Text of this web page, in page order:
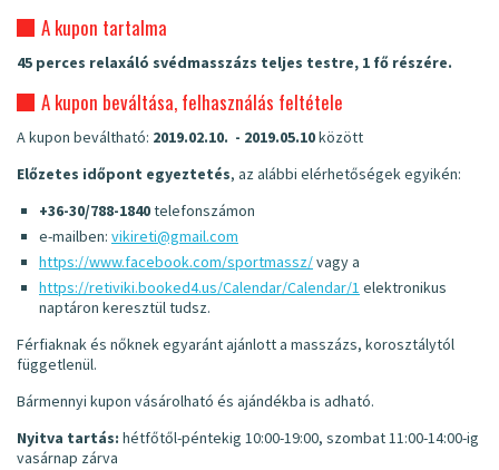
A kupon tartalma
45 perces relaxáló svédmasszázs teljes testre, 1 fő részére.
A kupon beváltása, felhasználás feltétele
A kupon beváltható: 2019.02.10. - 2019.05.10között
Előzetes időpont egyeztetés, az alábbi elérhetőségek egyikén:
+36-30/788-1840telefonszámon
e-mailben: vikireti@gmail.com
https://www.facebook.com/sportmassz/vagy a
https://retiviki.booked4.us/Calendar/Calendar/1 elektronikus
naptáron keresztül tudsz.
Férfiaknak és nőknek egyaránt ajánlott a masszázs, korosztálytól
függetlenül.
Bármennyi kupon vásárolható és ajándékba is adható.
Nyitva tartás: hétfőtől-péntekig 10:00-19:00, szombat 11:00-14:00-ig
vasárnap zárva